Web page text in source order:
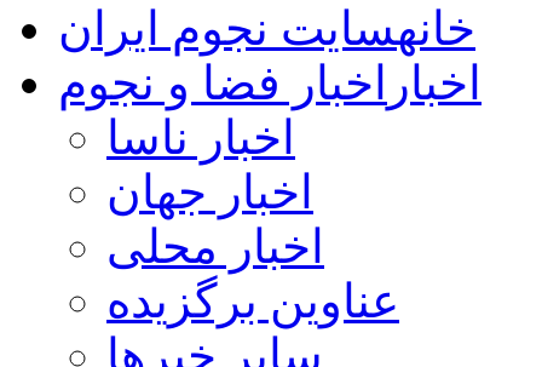
خانهسایت نجوم ایران
اخبار اخبار فضا و نجوم
اخبار ناسا
اخبار جهان
اخبار محلی
عناوین برگزیده
سایر خبرها